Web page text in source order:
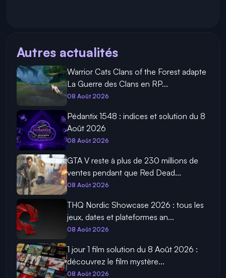
Autres actualités
Warrior Cats Clans of the Forest adapte
La Guerre des Clans en RP...
08 Août 2026
Pédantix 1548 : indices et solution du 8
Août 2026
08 Août 2026
GTA V reste à plus de 230 millions de
ventes pendant que Red Dead...
08 Août 2026
THQ Nordic Showcase 2026 : tous les
jeux, dates et plateformes an...
08 Août 2026
1 jour 1 film solution du 8 Août 2026 :
découvrez le film mystère...
08 Août 2026